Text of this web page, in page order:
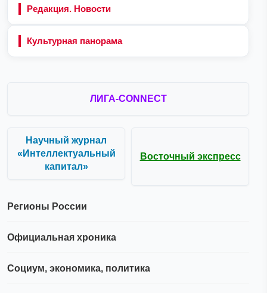
Редакция. Новости
Культурная панорама
ЛИГА-CONNECT
Научный журнал
«Интеллектуальный
капитал»
Восточный экспресс
Регионы России
Официальная хроника
Социум, экономика, политика